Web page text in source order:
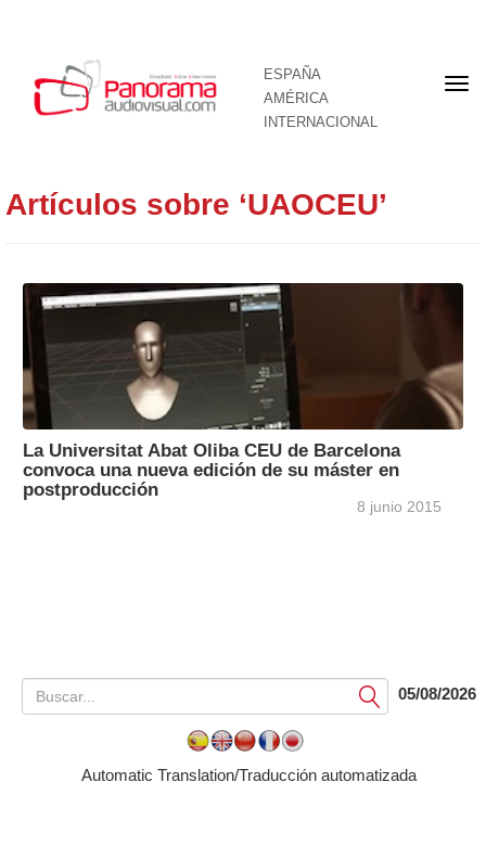
ESPAÑA
AMÉRICA
INTERNACIONAL
Artículos sobre ‘UAOCEU’
La Universitat Abat Oliba CEU de Barcelona
convoca una nueva edición de su máster en
postproducción
8 junio 2015
Submit05/08/2026
Automatic Translation/Traducción automatizada